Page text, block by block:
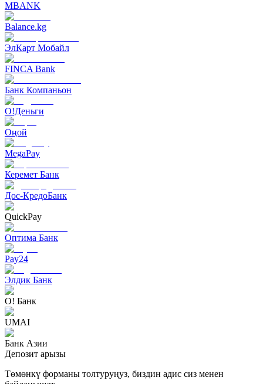
MBANK
Balance.kg
ЭлКарт Мобайл
FINCA Bank
Банк Компаньон
O!Деньги
Оңой
MegaPay
Керемет Банк
Дос-КредоБанк
QuickPay
Оптима Банк
Pay24
Элдик Банк
О! Банк
UMAI
Банк Азии
Депозит арызы
Төмөнкү форманы толтуруңуз, биздин адис сиз менен